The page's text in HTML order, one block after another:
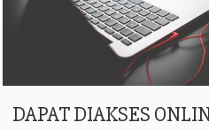
DAPAT DIAKSES